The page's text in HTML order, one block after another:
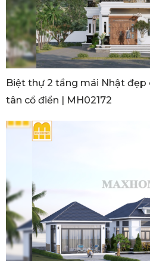
Biệt thự 2 tầng mái Nhật đẹp
tân cổ điển | MH02172